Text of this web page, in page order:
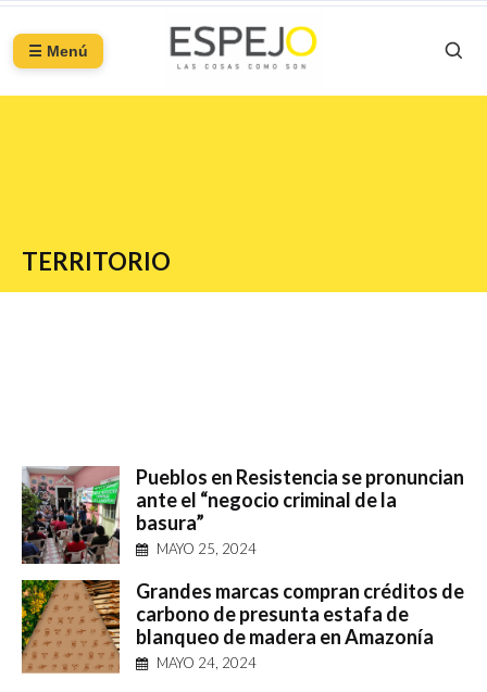
☰ Menú
TERRITORIO
Pueblos en Resistencia se pronuncian
ante el “negocio criminal de la
basura”
MAYO 25, 2024
Grandes marcas compran créditos de
carbono de presunta estafa de
blanqueo de madera en Amazonía
MAYO 24, 2024